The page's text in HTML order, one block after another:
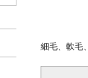
細毛、軟毛